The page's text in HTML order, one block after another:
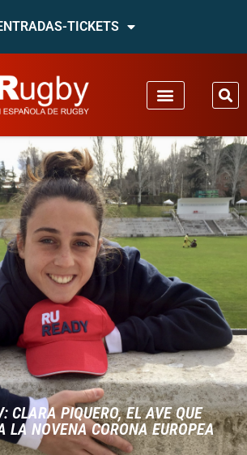
TICKETS
CLARA PIQUERO, EL AVE QUE
LA NOVENA CORONA EUROPEA